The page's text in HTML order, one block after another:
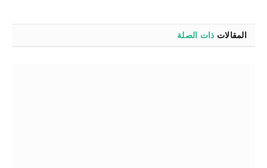
المقالات ذات الصلة